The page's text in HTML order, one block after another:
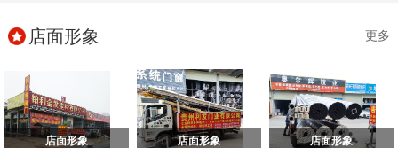
店面形象 更多
店面形象 店面形象 店面形象